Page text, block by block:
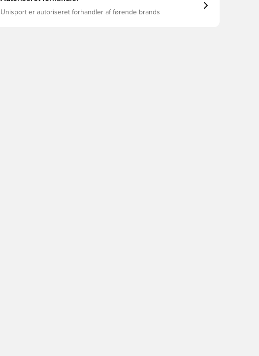
Unisport er autoriseret forhandler af førende brands